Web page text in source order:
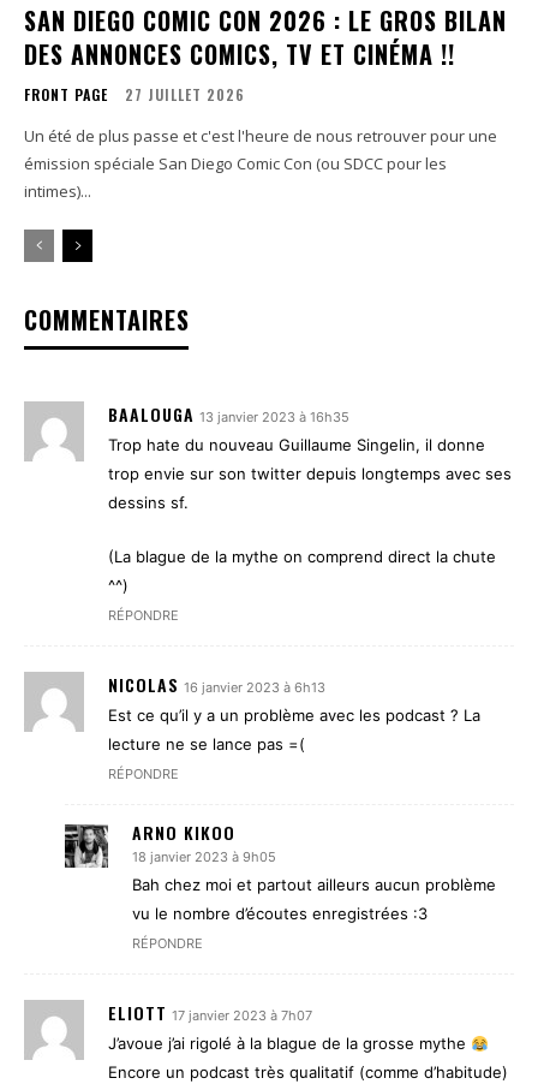
SAN DIEGO COMIC CON 2026 : LE GROS BILAN
DES ANNONCES COMICS, TV ET CINÉMA !!
FRONT PAGE 27 JUILLET 2026
Un été de plus passe et c'est l'heure de nous retrouver pour une
émission spéciale San Diego Comic Con (ou SDCC pour les
intimes)...
COMMENTAIRES
BAALOUGA 13 janvier 2023 à 16h35
Trop hate du nouveau Guillaume Singelin, il donne
trop envie sur son twitter depuis longtemps avec ses
dessins sf.
(La blague de la mythe on comprend direct la chute
^^)
RÉPONDRE
NICOLAS 16 janvier 2023 à 6h13
Est ce qu’il y a un problème avec les podcast ? La
lecture ne se lance pas =(
RÉPONDRE
ARNO KIKOO
18 janvier 2023 à 9h05
Bah chez moi et partout ailleurs aucun problème
vu le nombre d’écoutes enregistrées :3
RÉPONDRE
ELIOTT 17 janvier 2023 à 7h07
J’avoue j’ai rigolé à la blague de la grosse mythe
Encore un podcast très qualitatif (comme d’habitude)